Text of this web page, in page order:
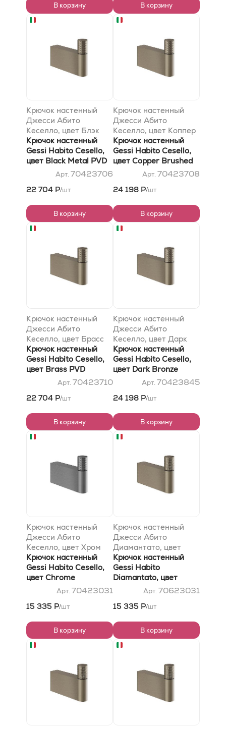
В корзину В корзину
Крючок настенный
Джесси Абито
Кеселло, цвет Блэк
Метал PVD
Крючок настенный
Gessi Habito Cesello,
цвет Black Metal PVD
Арт. 70423706
22 704 Р/шт
В корзину
Крючок настенный
Джесси Абито
Кеселло, цвет Коппер
Брушед PVD
Крючок настенный
Gessi Habito Cesello,
цвет Copper Brushed
Арт. 70423708
24 198 Р/шт
В корзину
Крючок настенный
Джесси Абито
Кеселло, цвет Брасс
PVD
Крючок настенный
Gessi Habito Cesello,
цвет Brass PVD
Арт. 70423710
22 704 Р/шт
В корзину
Крючок настенный
Джесси Абито
Кеселло, цвет Дарк
Бронзе
Крючок настенный
Gessi Habito Cesello,
цвет Dark Bronze
Арт. 70423845
24 198 Р/шт
В корзину
Крючок настенный
Джесси Абито
Кеселло, цвет Хром
Крючок настенный
Gessi Habito Cesello,
цвет Chrome
Арт. 70423031
15 335 Р/шт
В корзину
Крючок настенный
Джесси Абито
Диамантато, цвет
Хром
Крючок настенный
Gessi Habito
Diamantato, цвет
Арт. 70623031
15 335 Р/шт
В корзину